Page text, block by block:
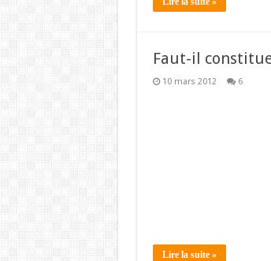
Faut-il
10 mars 2012 6
Lire la suite »